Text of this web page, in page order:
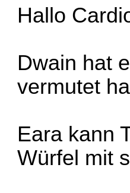
Hallo
Dwain hat
vermutet
Eara kann
Würfel mit